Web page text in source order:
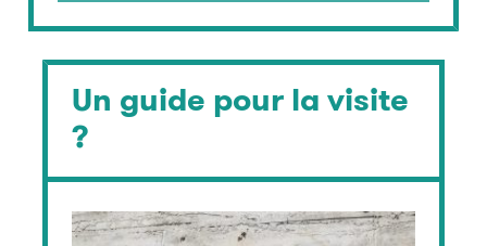
Un guide pour la visite
?